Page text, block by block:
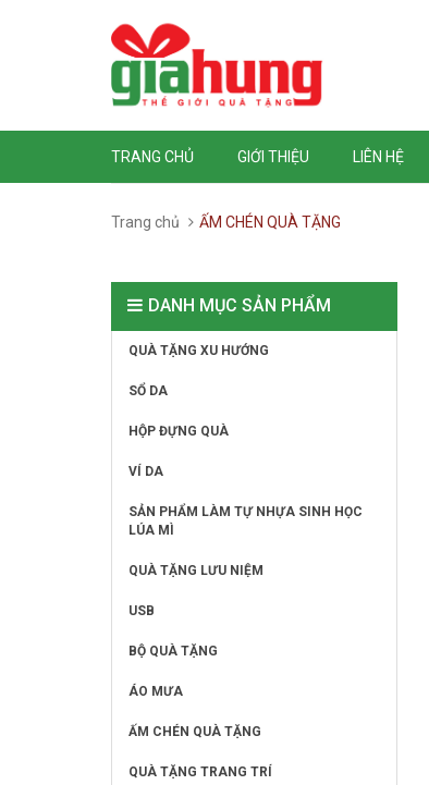
TRANG CHỦ GIỚI THIỆU LIÊN HỆ
Trang chủ ẤM CHÉN QUÀ TẶNG
DANH MỤC SẢN PHẨM
QUÀ TẶNG XU HƯỚNG
SỔ DA
HỘP ĐỰNG QUÀ
VÍ DA
SẢN PHẨM LÀM TỰ NHỰA SINH HỌC
LÚA MÌ
QUÀ TẶNG LƯU NIỆM
USB
BỘ QUÀ TẶNG
ÁO MƯA
ẤM CHÉN QUÀ TẶNG
QUÀ TẶNG TRANG TRÍ